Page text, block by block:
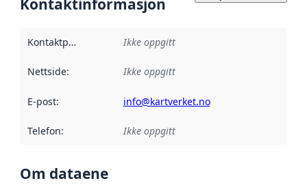
Kontaktinformasjon
Kontaktpunkt Ikke oppgitt
Nettside: Ikke oppgitt
E-post: info@kartverket.no
Telefon: Ikke oppgitt
Om dataene